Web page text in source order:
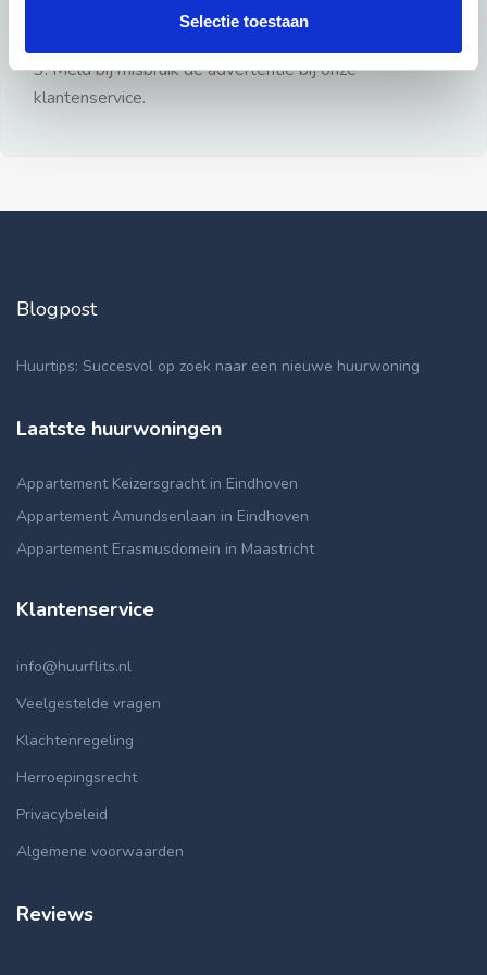
Selectie toestaan
3: Meld bij misbruik de advertentie bij onze
klantenservice.
Blogpost
Huurtips: Succesvol op zoek naar een nieuwe huurwoning
Laatste huurwoningen
Appartement Keizersgracht in Eindhoven
Appartement Amundsenlaan in Eindhoven
Appartement Erasmusdomein in Maastricht
Klantenservice
info@huurflits.nl
Veelgestelde vragen
Klachtenregeling
Herroepingsrecht
Privacybeleid
Algemene voorwaarden
Reviews